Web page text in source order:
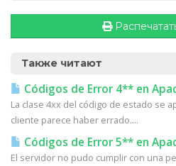
Также читают
Códigos de Error 4** en
La clase 4xx del código de estado se
cliente parece haber errado....
Códigos de Error 5** en
El servidor no pudo cumplir con una